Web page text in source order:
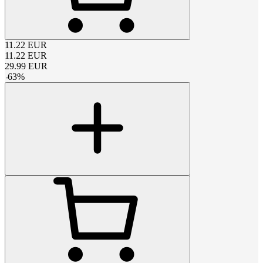
11.22 EUR
11.22 EUR
29.99 EUR
-63%